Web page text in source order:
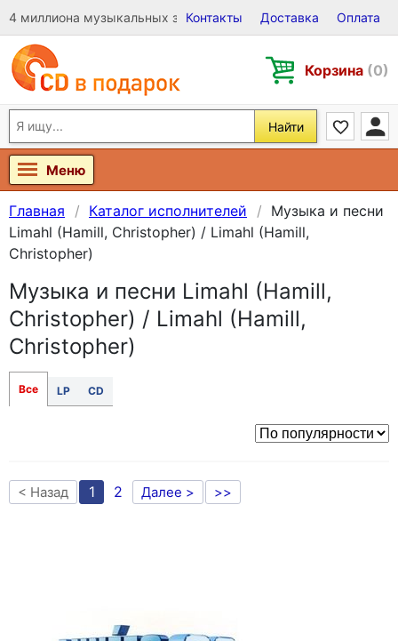
4 миллиона музыкальных записей на Виниле, CD и DVD
Контакты Доставка Оплата
Корзина (0)
Найти
Меню
Главная Каталог исполнителей
Музыка и песни
Limahl (Hamill, Christopher) / Limahl (Hamill,
Christopher)
Музыка и песни Limahl (Hamill,
Christopher) / Limahl (Hamill,
Christopher)
Все LP CD
< Назад 1 2 Далее > >>